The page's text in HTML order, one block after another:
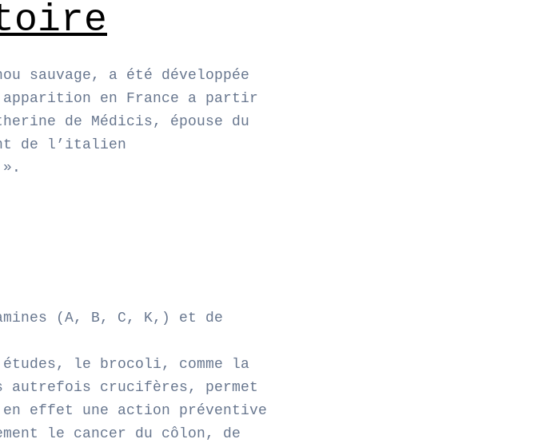
sauvage, a été développée
en France a partir
de Médicis, épouse du
de l’italien
(A, B, C, K,) et de
études, le brocoli, comme la
autrefois crucifères, permet
effet une action préventive
le cancer du côlon, de